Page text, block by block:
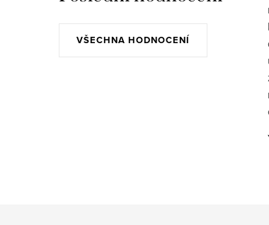
VŠECHNA HODNOCENÍ